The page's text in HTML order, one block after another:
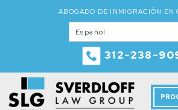
ABOGADO DE INMIGRACIÓN EN
Español
312-238-